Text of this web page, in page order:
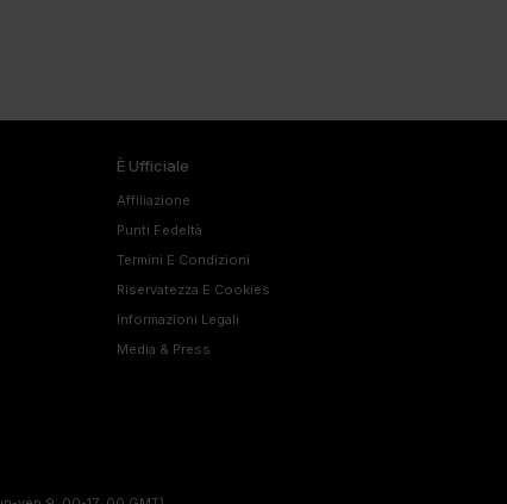
È Ufficiale
Affiliazione
Punti Fedeltà
Termini E Condizioni
Riservatezza E Cookies
Informazioni Legali
Media & Press